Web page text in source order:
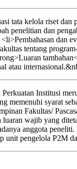
kelola riset dan
penelitian dan
dan
tentang
atau
Institusi
syarat
Fakultas/
wajib yang
anggota
pengelola P2M